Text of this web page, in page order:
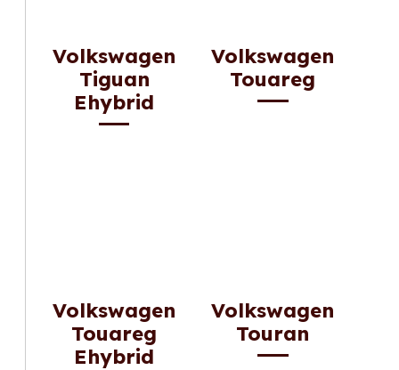
Volkswagen
Tiguan
Ehybrid
Volkswagen
Touareg
Volkswagen
Touareg
Ehybrid
Volkswagen
Touran